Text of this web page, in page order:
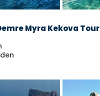
Myra Kekova Tour